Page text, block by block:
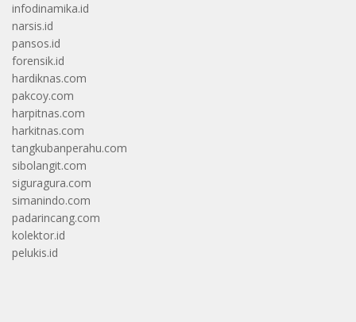
infodinamika.id
narsis.id
pansos.id
forensik.id
hardiknas.com
pakcoy.com
harpitnas.com
harkitnas.com
tangkubanperahu.com
sibolangit.com
siguragura.com
simanindo.com
padarincang.com
kolektor.id
pelukis.id